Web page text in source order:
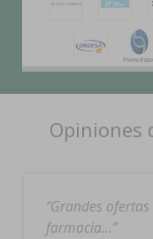
Opiniones
Grandes
farmacia…